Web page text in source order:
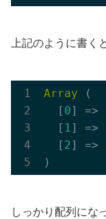
上記のように書く
Array (
  [
0] =>
  [
1] =>
  [
2] =>
しっかり配列にな